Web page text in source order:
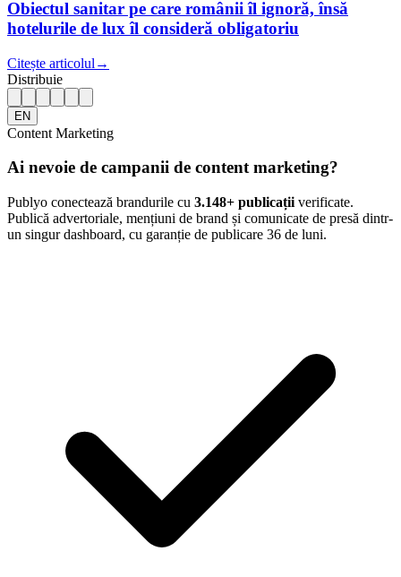
Obiectul sanitar pe care românii îl ignoră, însă
hotelurile de lux îl consideră obligatoriu
Citește articolul →
Distribuie
EN
Content Marketing
Ai nevoie de campanii de content marketing?
Publyo conectează brandurile cu 3.148+ publicații verificate.
Publică advertoriale, mențiuni de brand și comunicate de presă dintr-
un singur dashboard, cu garanție de publicare 36 de luni.